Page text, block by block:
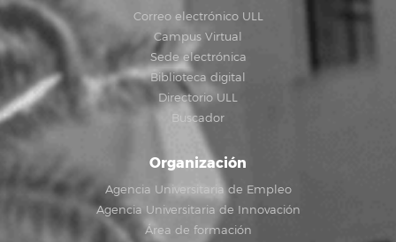
Correo electrónico ULL
Campus Virtual
Sede electrónica
Biblioteca digital
Directorio ULL
Buscador
Organización
Agencia Universitaria de Empleo
Agencia Universitaria de Innovación
Área de formación